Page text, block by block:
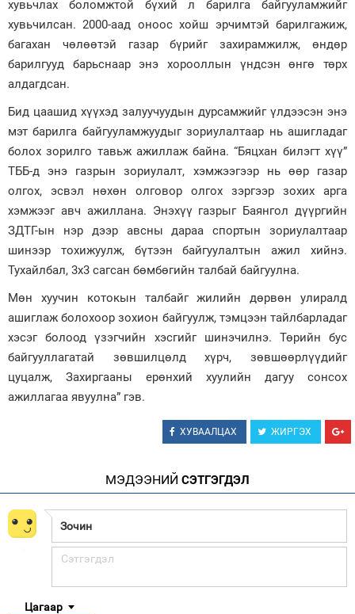
хувьчлах боломжтой бүхий л барилга байгууламжийг
хувьчилсан. 2000-аад оноос хойш эрчимтэй барилгажиж,
багахан чөлөөтэй газар бүрийг захирамжилж, өндөр
барилгууд барьснаар энэ хорооллын үндсэн өнгө төрх
алдагдсан.
Бид цаашид хүүхэд залуучуудын дурсамжийг үлдээсэн энэ
мэт барилга байгууламжуудыг зориулалтаар нь ашигладаг
болох зорилго тавьж ажиллаж байна. “Бяцхан билэгт хүү”
ТББ-д энэ газрын зориулалт, хэмжээгээр нь өөр газар
олгох, эсвэл нөхөн олговор олгох зэргээр зохих арга
хэмжээг авч ажиллана. Энэхүү газрыг Баянгол дүүргийн
ЗДТГ-ын нэр дээр авсны дараа спортын зориулалтаар
шинээр тохижуулж, бүтээн байгуулалтын ажил хийнэ.
Тухайлбал, 3х3 сагсан бөмбөгийн талбай байгуулна.
Мөн хуучин котокын талбайг жилийн дөрвөн улиралд
ашиглаж болохоор зохион байгуулж, тэмцээн тайлбарладаг
хэсэг болоод үзэгчийн хэсгийг шинэчилнэ. Төрийн бус
байгууллагатай зөвшилцөлд хүрч, зөвшөөрлүүдийг
цуцалж, Захиргааны ерөнхий хуулийн дагуу сонсох
ажиллагаа явуулна” гэв.
ХУВААЛЦАХ ЖИРГЭХ
МЭДЭЭНИЙ СЭТГЭГДЭЛ
Цагаар